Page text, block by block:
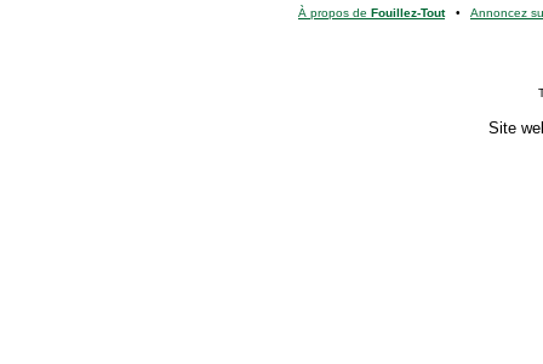
À propos de Fouillez-Tout• Annoncez
Site